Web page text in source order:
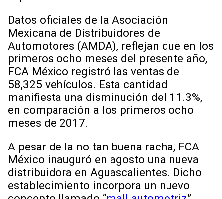
Datos oficiales de la Asociación
Mexicana de Distribuidores de
Automotores (AMDA), reflejan que en los
primeros ocho meses del presente año,
FCA México registró las ventas de
58,325 vehículos. Esta cantidad
manifiesta una disminución del 11.3%,
en comparación a los primeros ocho
meses de 2017.
A pesar de la no tan buena racha, FCA
México inauguró en agosto una nueva
distribuidora en Aguascalientes. Dicho
establecimiento incorpora un nuevo